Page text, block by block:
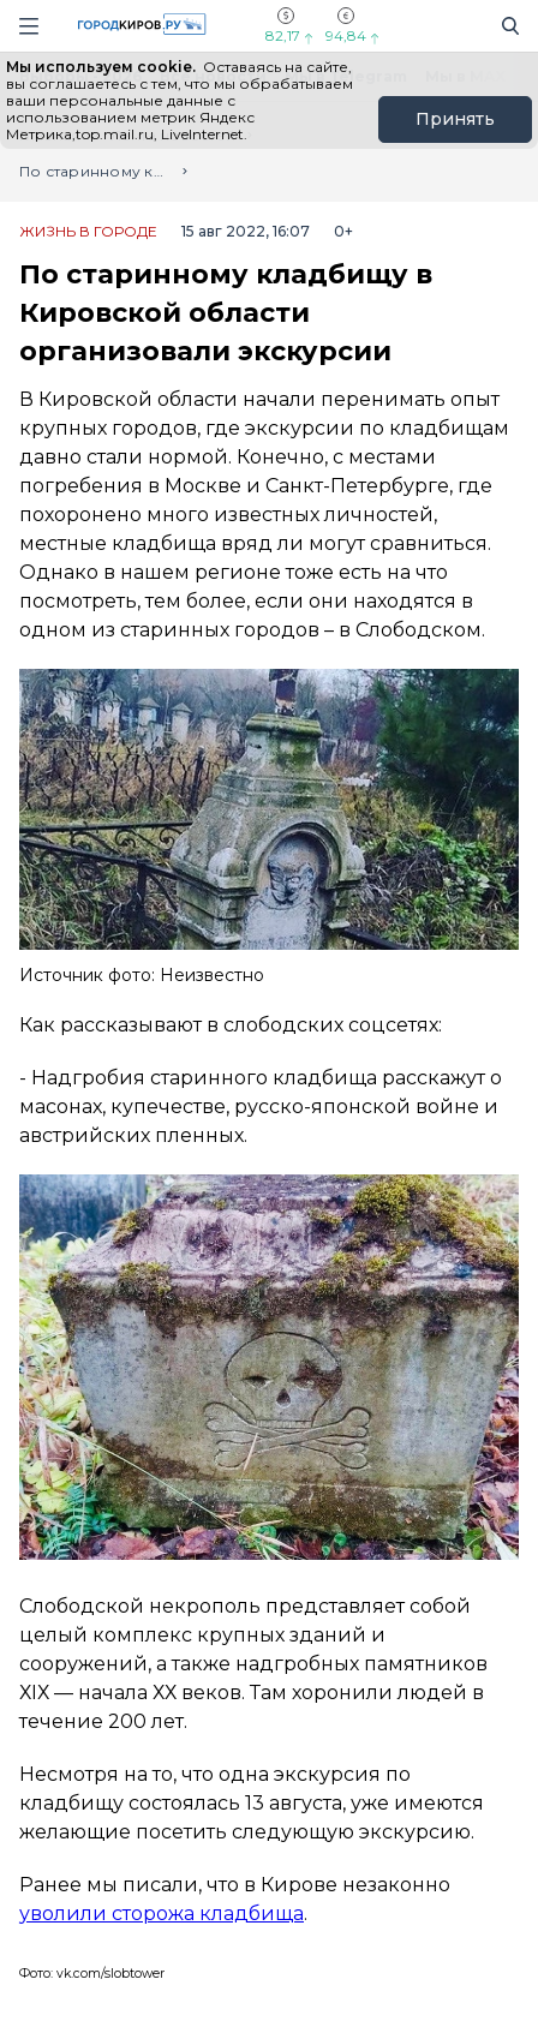
Навигация сайта
82,17 94,84
Мы используем cookie. Оставаясь на сайте,
вы соглашаетесь с тем, что мы обрабатываем
ваши персональные данные с
использованием метрик Яндекс
Метрика,top.mail.ru, LiveInternet.
Принять
Выборы - 2026 Все новости Мы в Telegram
Главная
Лента новостей
По старинному кладбищу в Кировской области организовали экскурсии
ЖИЗНЬ В ГОРОДЕ 15 авг 2022, 16:07 0+
По старинному кладбищу в
Кировской области
организовали экскурсии
В Кировской области начали перенимать опыт
крупных городов, где экскурсии по кладбищам
давно стали нормой. Конечно, с местами
погребения в Москве и Санкт-Петербурге, где
похоронено много известных личностей,
местные кладбища вряд ли могут сравниться.
Однако в нашем регионе тоже есть на что
посмотреть, тем более, если они находятся в
одном из старинных городов – в Слободском.
Источник фото: Неизвестно
Как рассказывают в слободских соцсетях:
- Надгробия старинного кладбища расскажут о
масонах, купечестве, русско-японской войне и
австрийских пленных.
Слободской некрополь представляет собой
целый комплекс крупных зданий и
сооружений, а также надгробных памятников
ХIХ — начала ХХ веков. Там хоронили людей в
течение 200 лет.
Несмотря на то, что одна экскурсия по
кладбищу состоялась 13 августа, уже имеются
желающие посетить следующую экскурсию.
Ранее мы писали, что в Кирове незаконно
уволили сторожа кладбища.
Фото: vk.com/slobtower